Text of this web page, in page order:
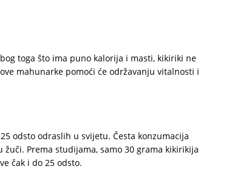
toga što ima puno kalorija i masti, kikiriki ne
mahunarke pomoći će održavanju vitalnosti i
odsto odraslih u svijetu. Česta konzumacija
Prema studijama, samo 30 grama kikirikija
čak i do 25 odsto.